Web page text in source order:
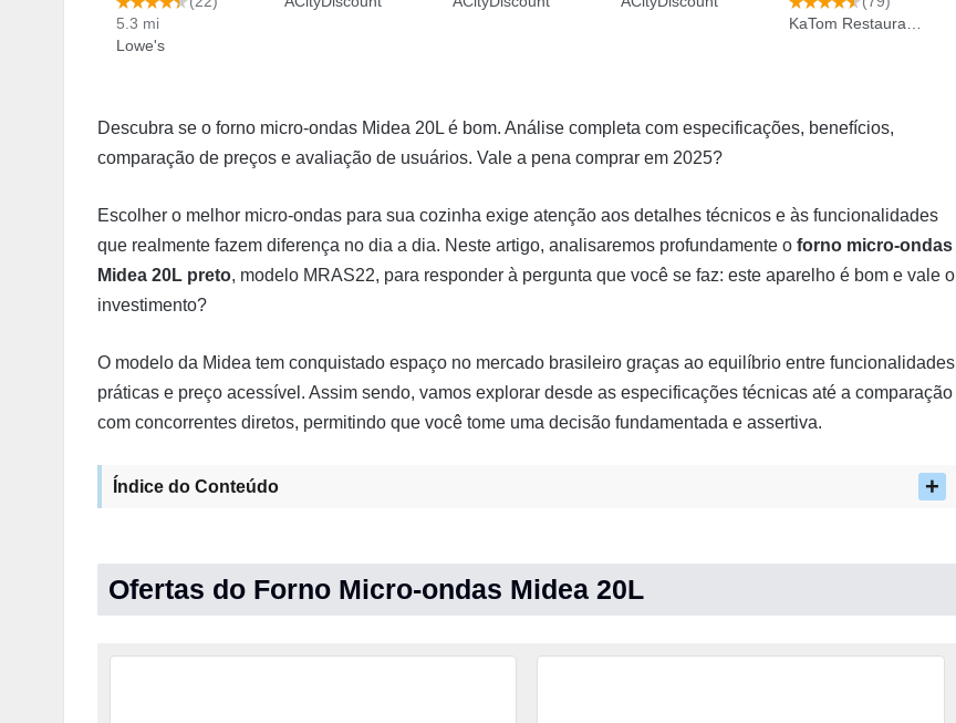
Descubra se o forno micro-ondas Midea 20L é bom. Análise completa com especificações, benefícios,
comparação de preços e avaliação de usuários. Vale a pena comprar em 2025?
Escolher o melhor micro-ondas para sua cozinha exige atenção aos detalhes técnicos e às funcionalidades
que realmente fazem diferença no dia a dia. Neste artigo, analisaremos profundamente o forno micro-ondas
Midea 20L preto, modelo MRAS22, para responder à pergunta que você se faz: este aparelho é bom e vale o
investimento?
O modelo da Midea tem conquistado espaço no mercado brasileiro graças ao equilíbrio entre funcionalidades
práticas e preço acessível. Assim sendo, vamos explorar desde as especificações técnicas até a comparação
com concorrentes diretos, permitindo que você tome uma decisão fundamentada e assertiva.
Índice do Conteúdo
Ofertas do Forno Micro-ondas Midea 20L